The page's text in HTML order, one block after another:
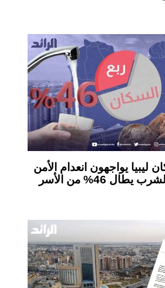
يواجهون انعدام الأمن
46% من الأسر